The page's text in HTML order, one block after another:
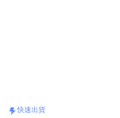
快速出貨